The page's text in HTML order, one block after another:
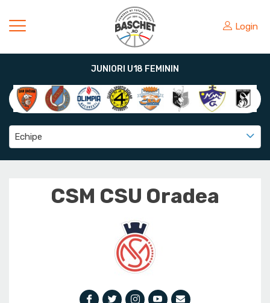
Login
JUNIORI U18 FEMININ
Echipe
CSM CSU Oradea